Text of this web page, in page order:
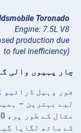
Toronado
Engine: 7.5L V8
production due
to fuel inefficiency)
چار پہیوں والی
فور وہیل ڈرائیو
لیے بہترین –